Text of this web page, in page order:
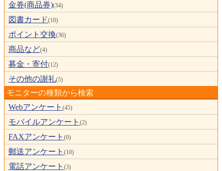
金券(商品券)(34)
図書カード(10)
ポイント交換(36)
商品など(4)
募金・寄付(12)
その他の謝礼(5)
モニターの種類から検索
Webアンケート (45)
モバイルアンケート (2)
FAXアンケート (0)
郵送アンケート (10)
電話アンケート (3)